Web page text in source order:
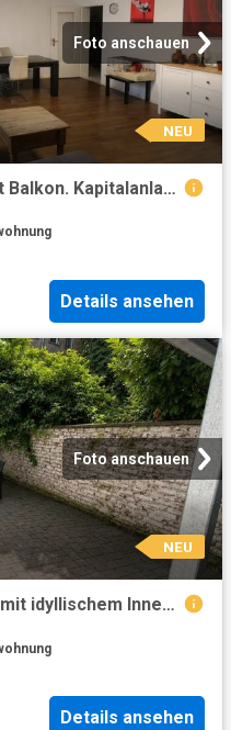
Foto anschauen
NEU
Attraktive Stadtwohnung mit Balkon. Kapitalanlage mit Zukunft
Details ansehen
Foto anschauen
NEU
Traumhafte Singlewohnung mit idyllischem Innenhof im Zentrum
Details ansehen